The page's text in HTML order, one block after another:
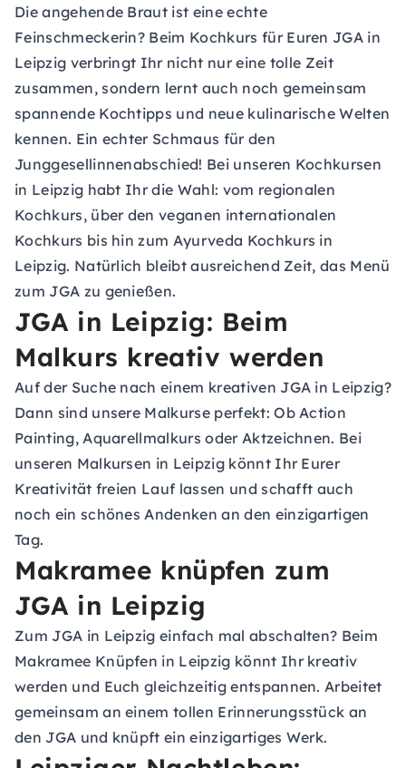
Die angehende Braut ist eine echte
Feinschmeckerin? Beim Kochkurs für Euren JGA in
Leipzig verbringt Ihr nicht nur eine tolle Zeit
zusammen, sondern lernt auch noch gemeinsam
spannende Kochtipps und neue kulinarische Welten
kennen. Ein echter Schmaus für den
Junggesellinnenabschied! Bei unseren Kochkursen
in Leipzig habt Ihr die Wahl: vom regionalen
Kochkurs, über den veganen internationalen
Kochkurs bis hin zum Ayurveda Kochkurs in
Leipzig. Natürlich bleibt ausreichend Zeit, das Menü
zum JGA zu genießen.
JGA in Leipzig: Beim
Malkurs kreativ werden
Auf der Suche nach einem kreativen JGA in Leipzig?
Dann sind unsere Malkurse perfekt: Ob Action
Painting, Aquarellmalkurs oder Aktzeichnen. Bei
unseren Malkursen in Leipzig könnt Ihr Eurer
Kreativität freien Lauf lassen und schafft auch
noch ein schönes Andenken an den einzigartigen
Tag.
Makramee knüpfen zum
JGA in Leipzig
Zum JGA in Leipzig einfach mal abschalten? Beim
Makramee Knüpfen in Leipzig könnt Ihr kreativ
werden und Euch gleichzeitig entspannen. Arbeitet
gemeinsam an einem tollen Erinnerungsstück an
den JGA und knüpft ein einzigartiges Werk.